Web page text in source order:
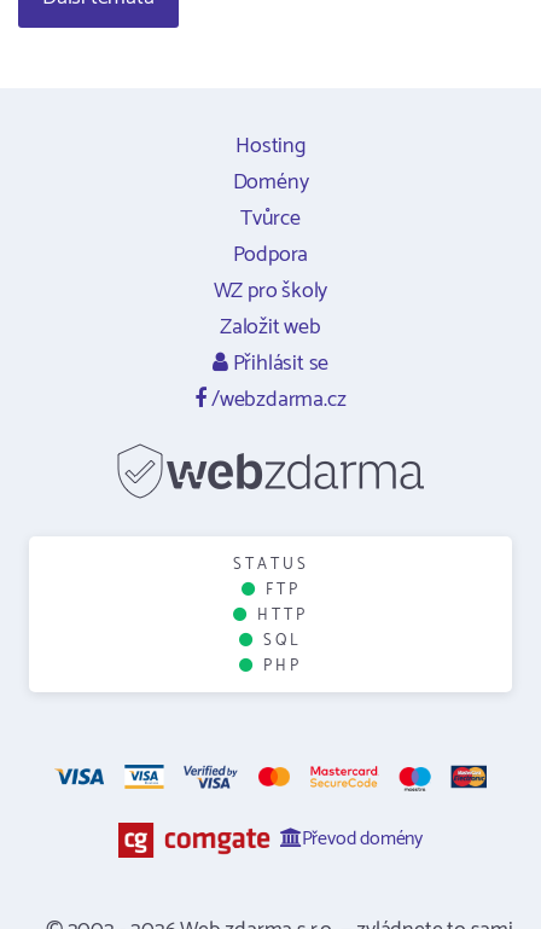
Hosting
Domény
Tvůrce
Podpora
WZ pro školy
Založit web
Přihlásit se
/webzdarma.cz
STATUS
FTP
HTTP
SQL
PHP
Převod domény